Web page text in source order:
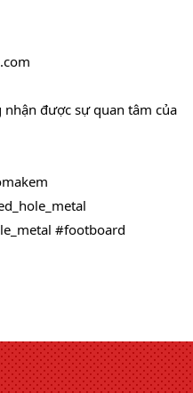
được sự quan tâm của
#footboard